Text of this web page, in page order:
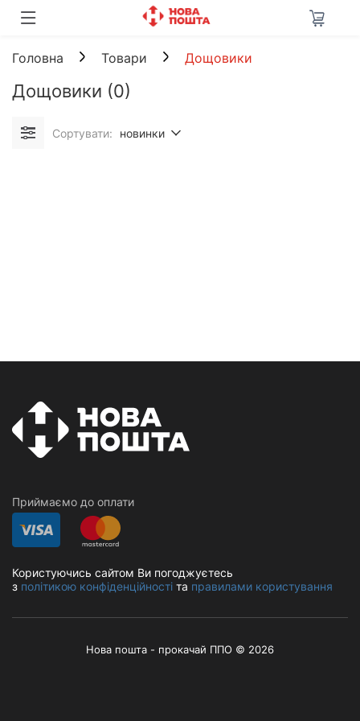
Головна Товари Дощовики
Дощовики (0)
Сортувати: новинки
Приймаємо до оплати
Користуючись сайтом Ви погоджуєтесь
з політикою конфіденційності та правилами користування
Нова пошта - прокачай ППО © 2026